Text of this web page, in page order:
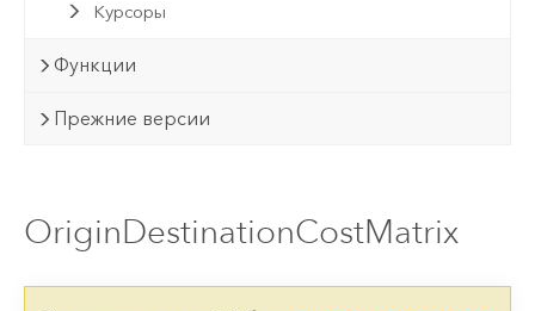
Курсоры
Функции
Прежние версии
OriginDestinationCostMatrix